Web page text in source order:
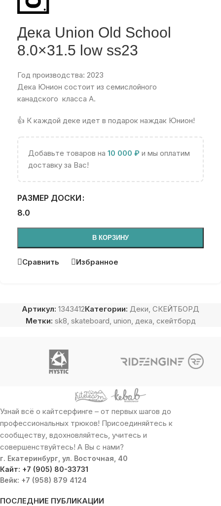
Дека Union Old School
8.0×31.5 low ss23
Год производства: 2023
Дека Юнион состоит из семислойного
канадского класса A.
👍 К каждой деке идет в подарок наждак Юнион!
Добавьте товаров на 10 000 ₽ и мы оплатим
доставку за Вас!
РАЗМЕР ДОСКИ
8.0
В КОРЗИНУ
Сравнить Избранное
Артикул: 1343412Категории: Деки СКЕЙТБОРД
Метки: sk8 skateboard union дека скейтборд
Узнай всё о кайтсерфинге – от первых шагов до
профессиональных трюков! Присоединяйтесь к
сообществу, вдохновляйтесь, учитесь и
совершенствуйтесь! А Вы с нами?
г. Екатеринбург, ул. Восточная, 40
Кайт: +7 (905) 80-33731
Вейк: +7 (958) 879 4124
ПОСЛЕДНИЕ ПУБЛИКАЦИИ